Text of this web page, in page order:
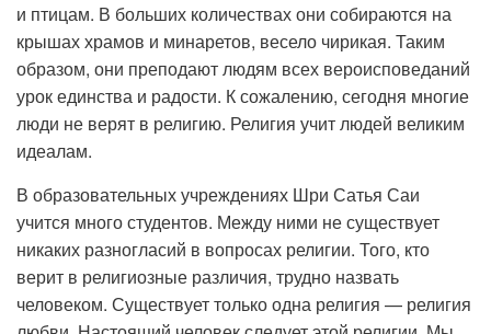
и птицам. В больших количествах они собираются на
крышах храмов и минаретов, весело чирикая. Таким
образом, они преподают людям всех вероисповеданий
урок единства и радости. К сожалению, сегодня многие
люди не верят в религию. Религия учит людей великим
идеалам.
В образовательных учреждениях Шри Сатья Саи
учится много студентов. Между ними не существует
никаких разногласий в вопросах религии. Того, кто
верит в религиозные различия, трудно назвать
человеком. Существует только одна религия — религия